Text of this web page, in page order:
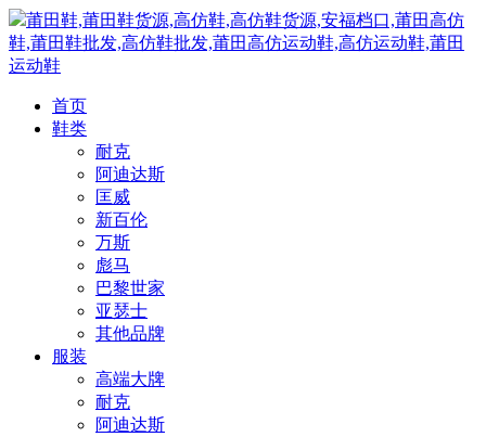
莆田鞋,莆田鞋货源,高仿鞋,高仿鞋货源,安福档口,莆田高仿
鞋,莆田鞋批发,高仿鞋批发,莆田高仿运动鞋,高仿运动鞋,莆田
运动鞋
首页
鞋类
耐克
阿迪达斯
匡威
新百伦
万斯
彪马
巴黎世家
亚瑟士
其他品牌
服装
高端大牌
耐克
阿迪达斯